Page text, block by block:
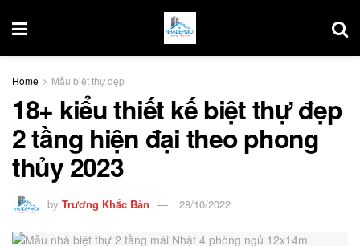
Home Mẫu biệt thự đẹp
18+ kiểu thiết kế biệt thự đẹp
2 tầng hiện đại theo phong
thủy 2023
by Trương Khắc Bản 28/10/2022